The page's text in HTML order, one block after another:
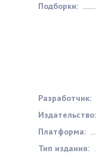
Подборки:
Разработчик:
Издательство:
Платформа:
Тип издания: